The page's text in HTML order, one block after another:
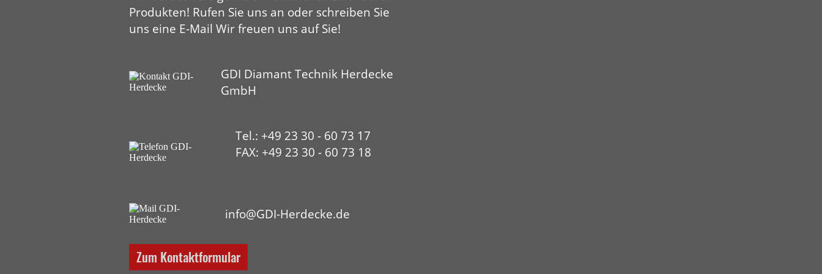
Produkten! Rufen Sie uns an oder schreiben Sie
uns eine E-Mail Wir freuen uns auf Sie!
GDI Diamant Technik Herdecke
GmbH
Tel.: +49 23 30 - 60 73 17
FAX: +49 23 30 - 60 73 18
info@GDI-Herdecke.de
Zum Kontaktformular